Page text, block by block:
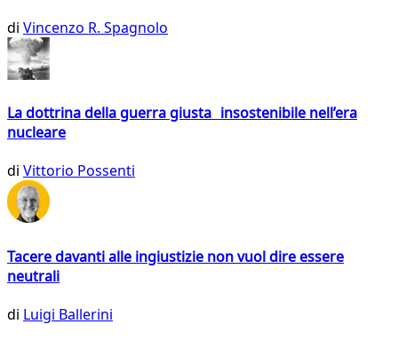
di Vincenzo R. Spagnolo
La dottrina della guerra giusta insostenibile nell’era
nucleare
di Vittorio Possenti
Tacere davanti alle ingiustizie non vuol dire essere
neutrali
di Luigi Ballerini